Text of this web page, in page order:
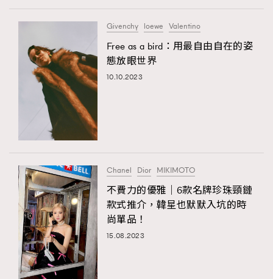
VAxChowSangSang
WatchesWonder&Beyond
WatchesWonder&Beyond
向ChanelN°5致敬
時裝心理學
煲劇日常 334
玩物壯志 1
情侶談愛情
Givenchy loewe Valentino
Free as a bird：用最自由自在的姿
態放眼世界
10.10.2023
Chanel Dior MIKIMOTO
不費力的優雅｜6款名牌珍珠頸鏈
款式推介，韓星也默默入坑的時
尚單品！
15.08.2023